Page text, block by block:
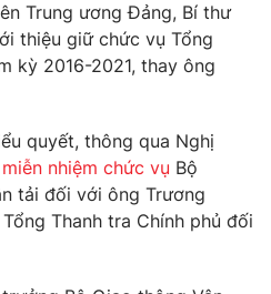
Trung ương Đảng, Bí thư
thiệu giữ chức vụ Tổng
kỳ 2016-2021, thay ông
quyết, thông qua Nghị
miễn nhiệm chức vụ Bộ
tải đối với ông Trương
Thanh tra Chính phủ đối